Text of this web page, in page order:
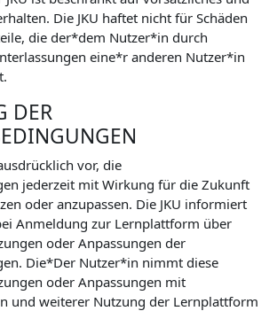
Die JKU haftet nicht für Schäden
die der*dem Nutzer*in durch
eine*r anderen Nutzer*in
DER
vor, die
jederzeit mit Wirkung für die Zukunft
oder anzupassen. Die JKU informiert
Anmeldung zur Lernplattform über
oder Anpassungen der
Die*Der Nutzer*in nimmt diese
oder Anpassungen mit
und weiterer Nutzung der Lernplattform